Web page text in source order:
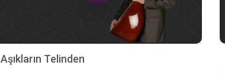
Aşıkların Telinden